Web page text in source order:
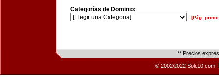
Categorías de Dominio:
[Pág.
** Precios
© 2002/2022 Solo10.com